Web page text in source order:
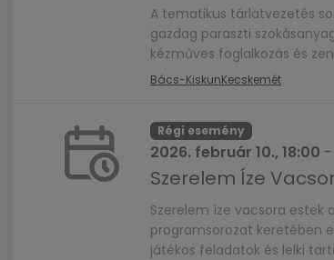
A tematikus tárlatvezetés
gazdag paraszti
kézműves foglalkozás és
Bács-KiskunKecskemét
Régi esemény
2026. február 10., 18:00 -
Szerelem Íze
Szerelem íze vacsora estek
programsorozat keretében
játékos feladatok és lelki